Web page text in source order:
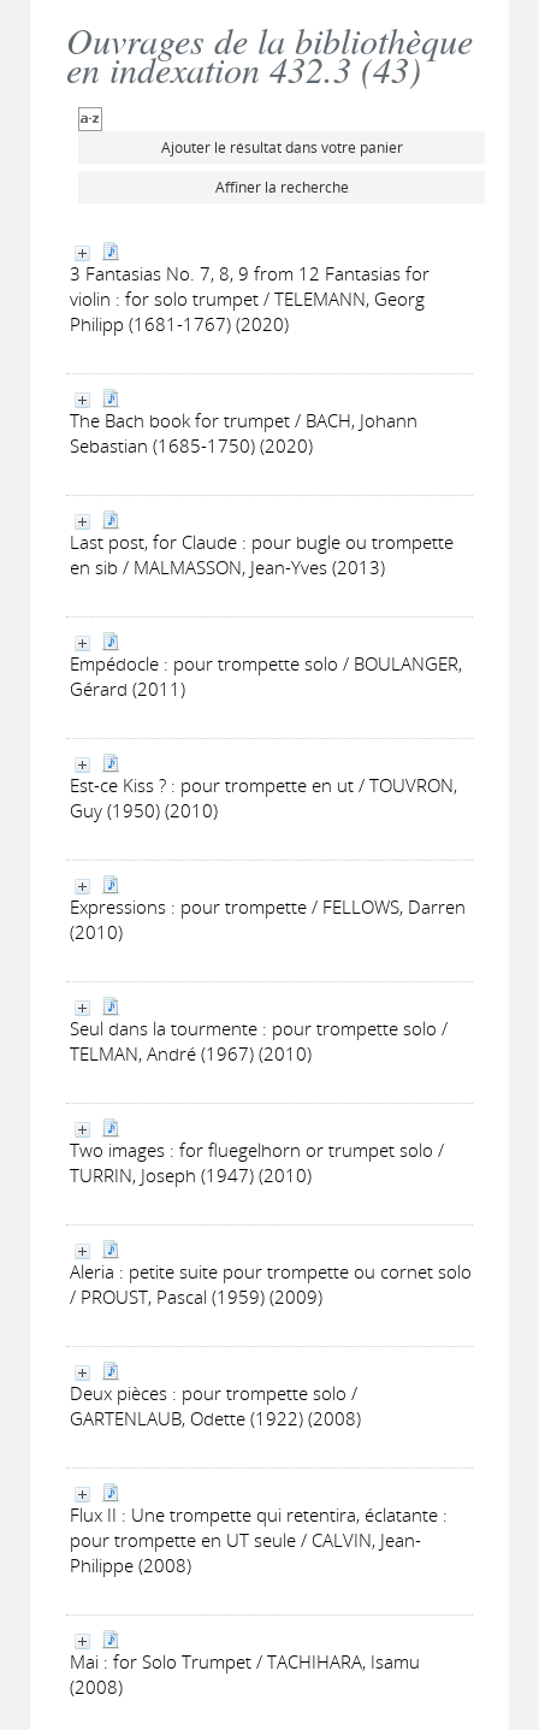
Ouvrages de la bibliothèque
en indexation 432.3 (43)
Ajouter le résultat dans votre panier
Affiner la recherche
3 Fantasias No. 7, 8, 9 from 12 Fantasias for
violin : for solo trumpet / TELEMANN, Georg
Philipp (1681-1767) (2020)
The Bach book for trumpet / BACH, Johann
Sebastian (1685-1750) (2020)
Last post, for Claude : pour bugle ou trompette
en sib / MALMASSON, Jean-Yves (2013)
Empédocle : pour trompette solo / BOULANGER,
Gérard (2011)
Est-ce Kiss ? : pour trompette en ut / TOUVRON,
Guy (1950) (2010)
Expressions : pour trompette / FELLOWS, Darren
(2010)
Seul dans la tourmente : pour trompette solo /
TELMAN, André (1967) (2010)
Two images : for fluegelhorn or trumpet solo /
TURRIN, Joseph (1947) (2010)
Aleria : petite suite pour trompette ou cornet solo
/ PROUST, Pascal (1959) (2009)
Deux pièces : pour trompette solo /
GARTENLAUB, Odette (1922) (2008)
Flux II : Une trompette qui retentira, éclatante :
pour trompette en UT seule / CALVIN, Jean-
Philippe (2008)
Mai : for Solo Trumpet / TACHIHARA, Isamu
(2008)